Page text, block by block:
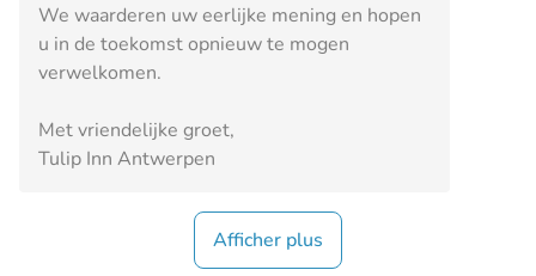
We waarderen uw eerlijke mening en hopen
u in de toekomst opnieuw te mogen
verwelkomen.
Met vriendelijke groet,
Tulip Inn Antwerpen
Afficher plus